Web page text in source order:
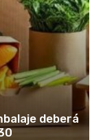
deberá